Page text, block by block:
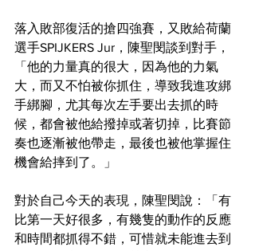
落入敗部復活的搶四強賽，又敗給荷蘭
選手SPIJKERS Jur，陳聖閔談到對手，
「他的力量真的很大，因為他的力氣
大，而又不怕被你抓住，導致我進攻綁
手綁腳，尤其每次左手要出去抓的時
候，都會被他給撥掉或著切掉，比賽節
奏也逐漸被他帶走，最後也被他掌握住
機會給摔到了。」
對於自己今天的表現，陳聖閔說：「有
比第一天好很多，有幾隻的動作的反應
和時間都抓得不錯，可惜就未能進去到